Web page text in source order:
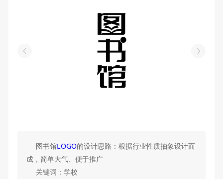
图书馆LOGO的设计思路：根据行业性质抽象设计而
成，简单大气、便于推广
关键词：学校